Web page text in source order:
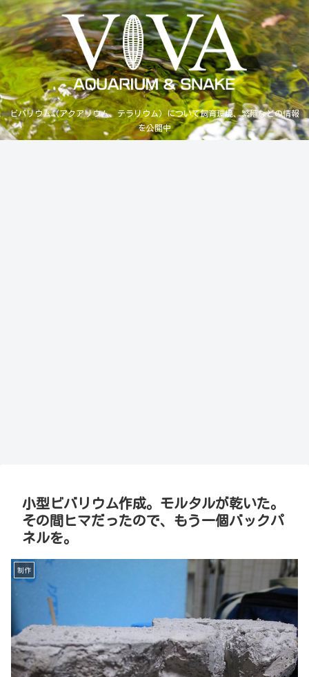
ビバリウム（アクアリウム、テラリウム）について飼育環境、繁殖などの情報
を公開中
小型ビバリウム作成。モルタルが乾いた。
その間ヒマだったので、もう一個バックパ
ネルを。
制作